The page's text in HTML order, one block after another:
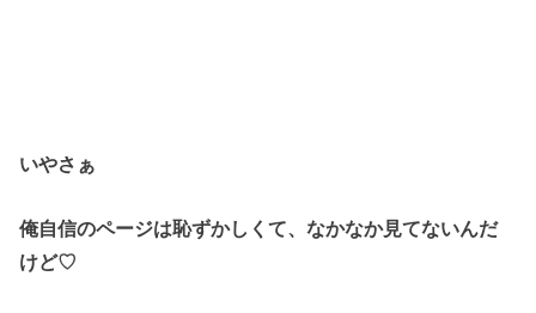
いやさぁ
俺自信のページは恥ずかしくて、なかなか見てないんだ
けど♡